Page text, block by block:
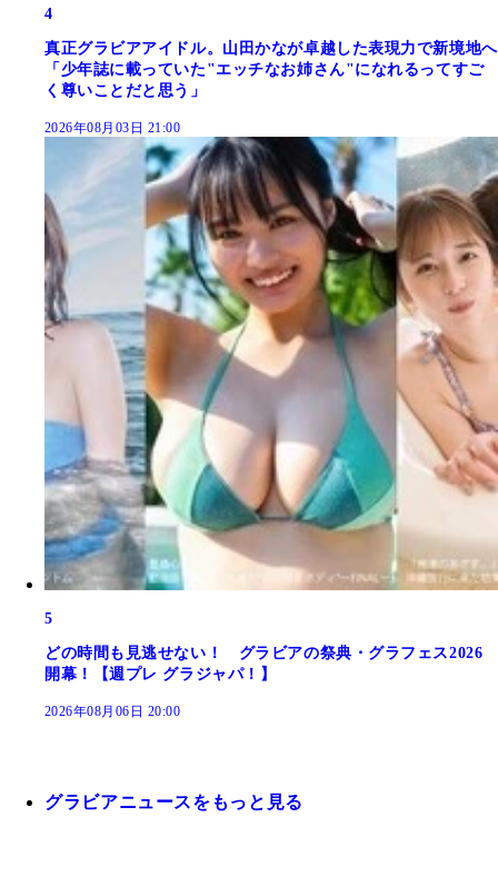
4
真正グラビアアイドル。山田かなが卓越した表現力で新境地へ
「少年誌に載っていた"エッチなお姉さん"になれるってすご
く尊いことだと思う」
2026年08月03日 21:00
5
どの時間も見逃せない！ グラビアの祭典・グラフェス2026
開幕！【週プレ グラジャパ！】
2026年08月06日 20:00
グラビアニュースをもっと見る